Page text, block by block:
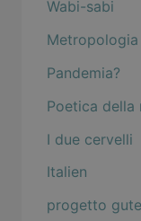
Wabi-sabi
Metropologia
Pandemia?
Poetica della
I due cervelli
Italien
progetto